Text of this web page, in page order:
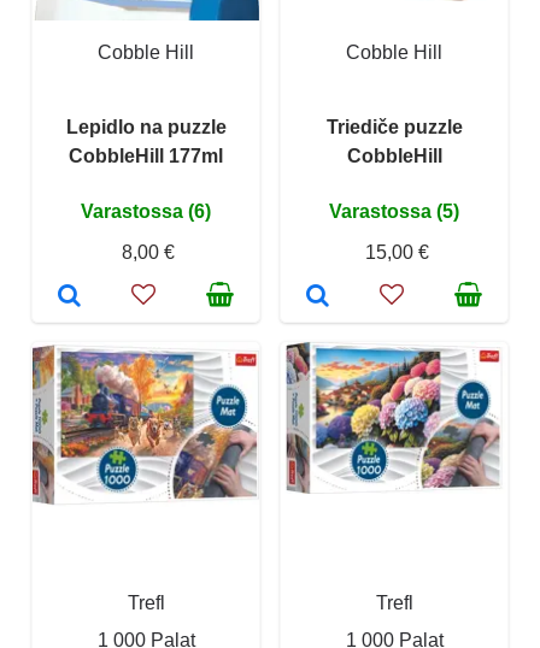
Cobble Hill
Lepidlo na puzzle
CobbleHill 177ml
Varastossa (6)
8,00 €
Cobble Hill
Triediče puzzle
CobbleHill
Varastossa (5)
15,00 €
Trefl
1 000 Palat
Trefl
1 000 Palat